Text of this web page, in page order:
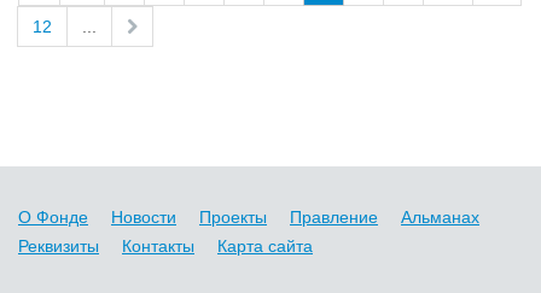
12
О Фонде Новости Проекты Правление
Альманах
Реквизиты
Контакты Карта сайта